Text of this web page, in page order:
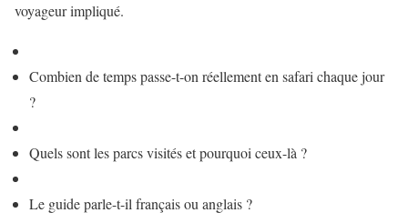
voyageur impliqué.
Combien de temps passe-t-on réellement en safari chaque jour
?
Quels sont les parcs visités et pourquoi ceux-là ?
Le guide parle-t-il français ou anglais ?